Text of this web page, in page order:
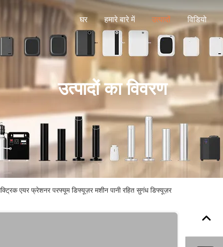
घर हमारे बारे में उत्पादों विडियो
उत्पादों का विवरण
एयर फ्रेशनर परफ्यूम डिफ्यूज़र मशीन पानी रहित सुगंध डिफ्यूज़र